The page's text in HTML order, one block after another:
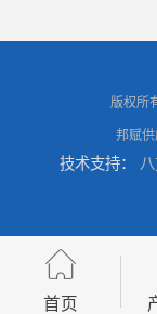
版权所
邦赋
技术支持：
首页